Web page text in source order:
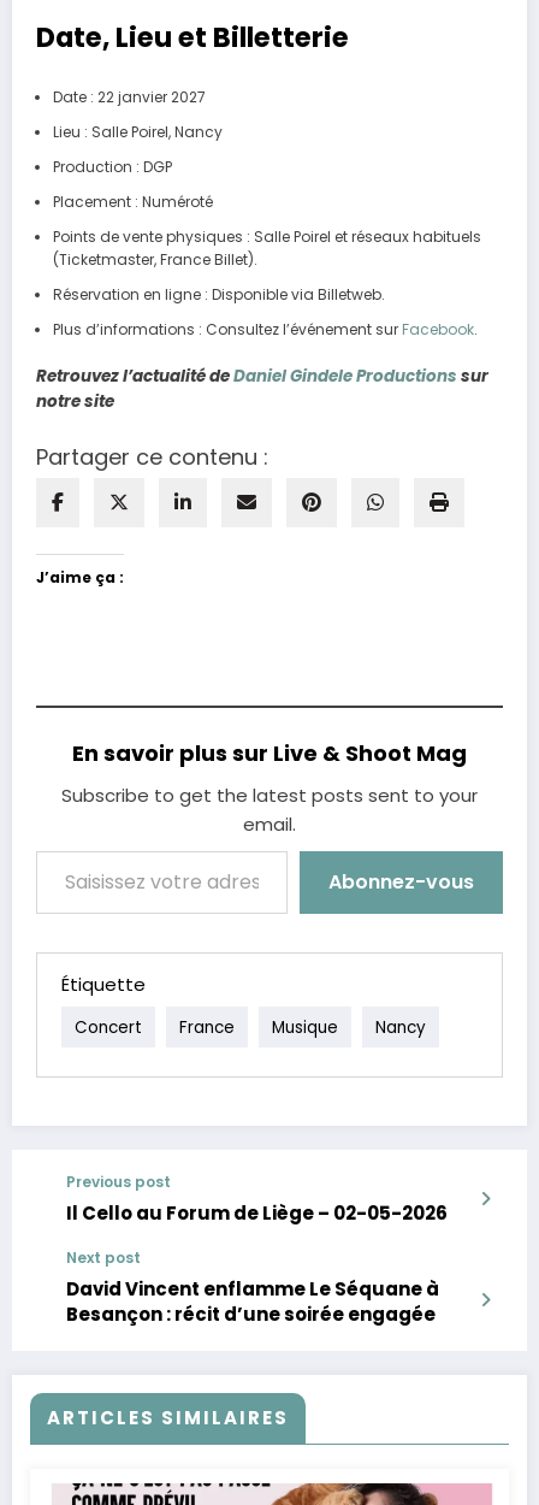
Date, Lieu et Billetterie
Date : 22 janvier 2027
Lieu : Salle Poirel, Nancy
Production : DGP
Placement : Numéroté
Points de vente physiques : Salle Poirel et réseaux habituels
(Ticketmaster, France Billet).
Réservation en ligne : Disponible via Billetweb.
Plus d’informations : Consultez l’événement sur Facebook.
Retrouvez l’actualité deDaniel Gindele Productions sur
notre site
Partager ce contenu :
J’aime ça :
En savoir plus sur Live & Shoot Mag
Subscribe to get the latest posts sent to your
email.
Saisissez votre adresse e-mail…
Abonnez-vous
Étiquette
Concert France Musique Nancy
Previous post
Il Cello au Forum de Liège – 02-05-2026
Next post
David Vincent enflamme Le Séquane à
Besançon : récit d’une soirée engagée
ARTICLES SIMILAIRES